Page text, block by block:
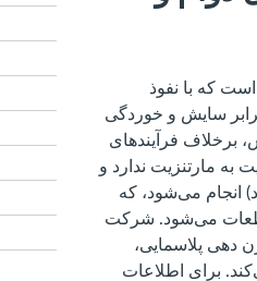
که با نفوذ
سایش و خوردگی
برخلاف فرآیندهای
به مارتنزیت ندارد و
درجه سانتی‌گراد) انجام می‌شود، که
می‌شود. شرکت
دهی پلاسمایی،
برای اطلاعات